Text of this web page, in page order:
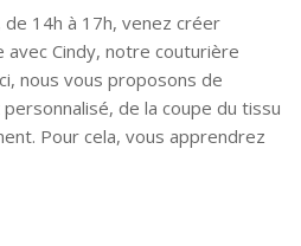
14h à 17h, venez créer
Cindy, notre couturière
nous vous proposons de
de la coupe du tissu
Pour cela, vous apprendrez